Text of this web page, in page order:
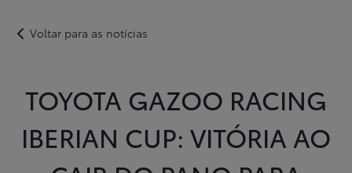
Apoio ao Cliente
Login
Registo
Voltar para as notícias
TOYOTA GAZOO RACING
IBERIAN CUP: VITÓRIA AO